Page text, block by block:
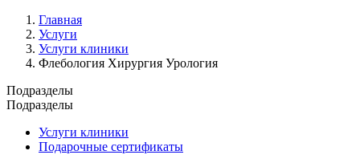
Главная
Услуги
Услуги клиники
Флебология Хирургия Урология
Подразделы
Подразделы
Услуги клиники
Подарочные сертификаты